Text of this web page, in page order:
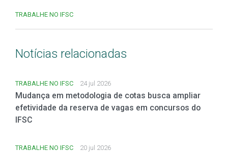
TRABALHE NO IFSC
Notícias relacionadas
TRABALHE NO IFSC 24 jul 2026
Mudança em metodologia de cotas busca ampliar
efetividade da reserva de vagas em concursos do
IFSC
TRABALHE NO IFSC 20 jul 2026